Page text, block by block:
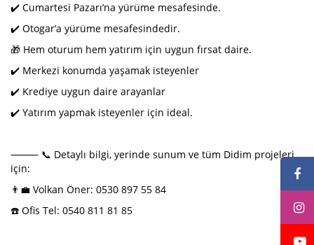
✔️ Cumartesi Pazarı’na yürüme mesafesinde.
✔️ Otogar’a yürüme mesafesindedir.
🎁 Hem oturum hem yatırım için uygun fırsat daire.
✔️ Merkezi konumda yaşamak isteyenler
✔️ Krediye uygun daire arayanlar
✔️ Yatırım yapmak isteyenler için ideal.
⸻ 📞 Detaylı bilgi, yerinde sunum ve tüm Didim projeleri
için:
👨‍💼 Volkan Öner: 0530 897 55 84
☎️ Ofis Tel: 0540 811 81 85